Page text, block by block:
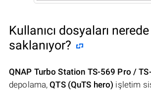
Kullanıcı dosyaları nerede
saklanıyor?
QNAP Turbo Station TS-569 Pro /
depolama,QTS (QuTS hero) işletim